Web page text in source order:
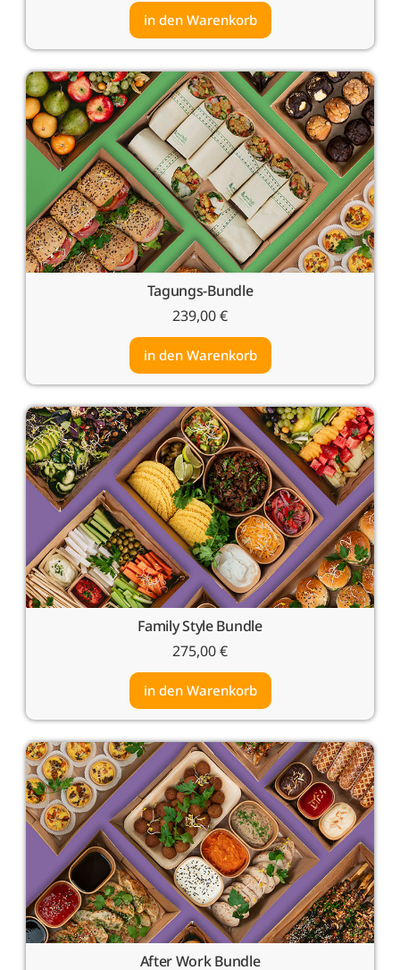
in den Warenkorb
Tagungs-Bundle
239,00€
in den Warenkorb
Family Style Bundle
275,00€
in den Warenkorb
After Work Bundle